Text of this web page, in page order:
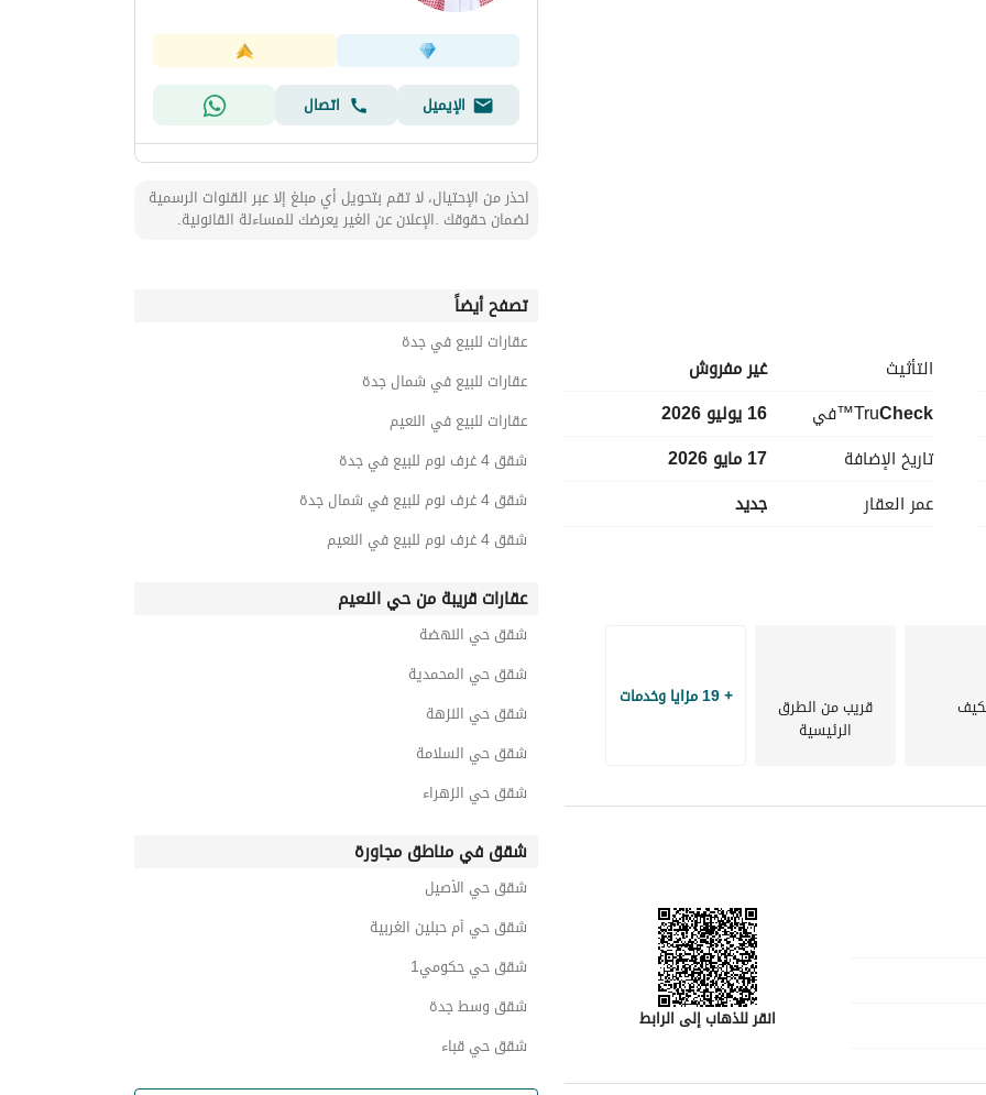
التأثيث
غير مفروش
™TruCheck في
16 يوليو 2026
تاريخ الإضافة
17 مايو 2026
عمر العقار
جديد
قريب من الطرق
الرئيسية
+ 19 مزايا وخدمات
انقر للذهاب إلى الرابط
الإيميل اتصال
احذر من الإحتيال، لا تقم بتحويل أي مبلغ إلا عبر القنوات الرسمية
لضمان حقوقك .الإعلان عن الغير يعرضك للمساءلة القانونية.
تصفح أيضاً
عقارات للبيع في جدة
عقارات للبيع في شمال جدة
عقارات للبيع في النعيم
شقق 4 غرف نوم للبيع في جدة
شقق 4 غرف نوم للبيع في شمال جدة
شقق 4 غرف نوم للبيع في النعيم
عقارات قريبة من حي النعيم
شقق حي النهضة
شقق حي المحمدية
شقق حي النزهة
شقق حي السلامة
شقق حي الزهراء
شقق في مناطق مجاورة
شقق حي الأصيل
شقق حي أم حبلين الغربية
شقق حي حكومي1
شقق وسط جدة
شقق حي قباء